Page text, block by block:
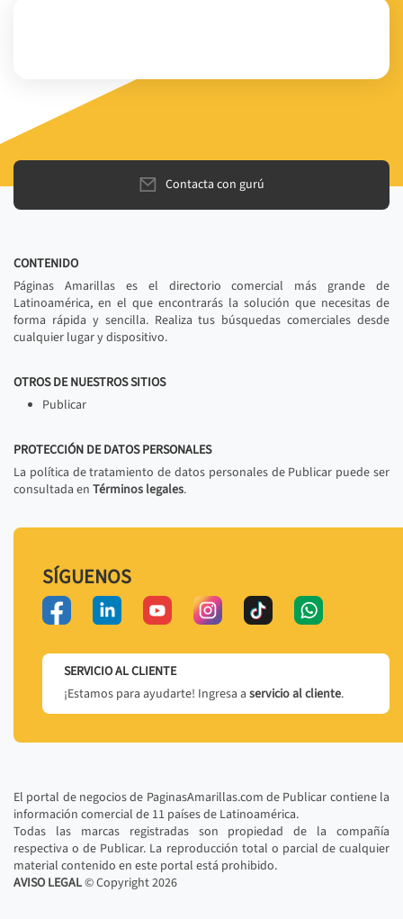
Contacta con gurú
CONTENIDO
Páginas Amarillas es el directorio comercial más grande de
Latinoamérica, en el que encontrarás la solución que necesitas de
forma rápida y sencilla. Realiza tus búsquedas comerciales desde
cualquier lugar y dispositivo.
OTROS DE NUESTROS SITIOS
Publicar
PROTECCIÓN DE DATOS PERSONALES
La política de tratamiento de datos personales de Publicar puede ser
consultada en Términos legales.
SÍGUENOS
SERVICIO AL CLIENTE
¡Estamos para ayudarte! Ingresa a servicio al cliente.
El portal de negocios de PaginasAmarillas.com de Publicar contiene la
información comercial de 11 países de Latinoamérica.
Todas las marcas registradas son propiedad de la compañía
respectiva o de Publicar. La reproducción total o parcial de cualquier
material contenido en este portal está prohibido.
AVISO LEGAL© Copyright2026